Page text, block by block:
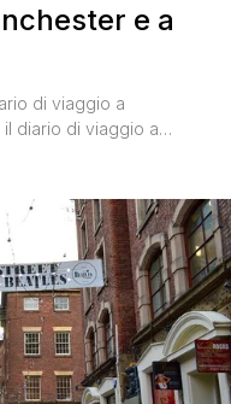
e a
di viaggio a
diario di viaggio a
azzurro dei primi due